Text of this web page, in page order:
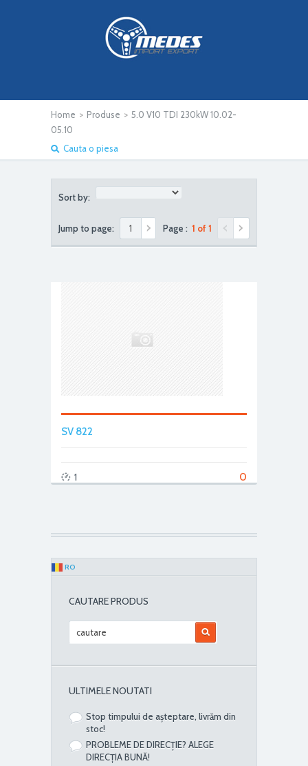
Home > Produse > 5.0 V10 TDI 230kW 10.02-
05.10
Cauta o piesa
Sort by:
Jump to page: Page : 1 of 1
SV 822
0
1
RO
CAUTARE PRODUS
ULTIMELE NOUTATI
Stop timpului de așteptare, livrăm din
stoc!
PROBLEME DE DIRECȚIE? ALEGE
DIRECȚIA BUNĂ!